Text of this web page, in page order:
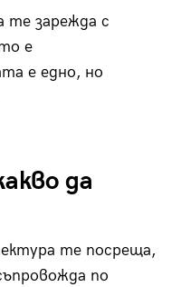
те зарежда с
е
е едно, но
да
те посреща,
по